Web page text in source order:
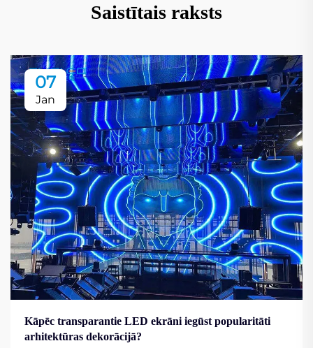
Saistītais raksts
07
Jan
Kāpēc transparantie LED ekrāni iegūst popularitāti
arhitektūras dekorācijā?